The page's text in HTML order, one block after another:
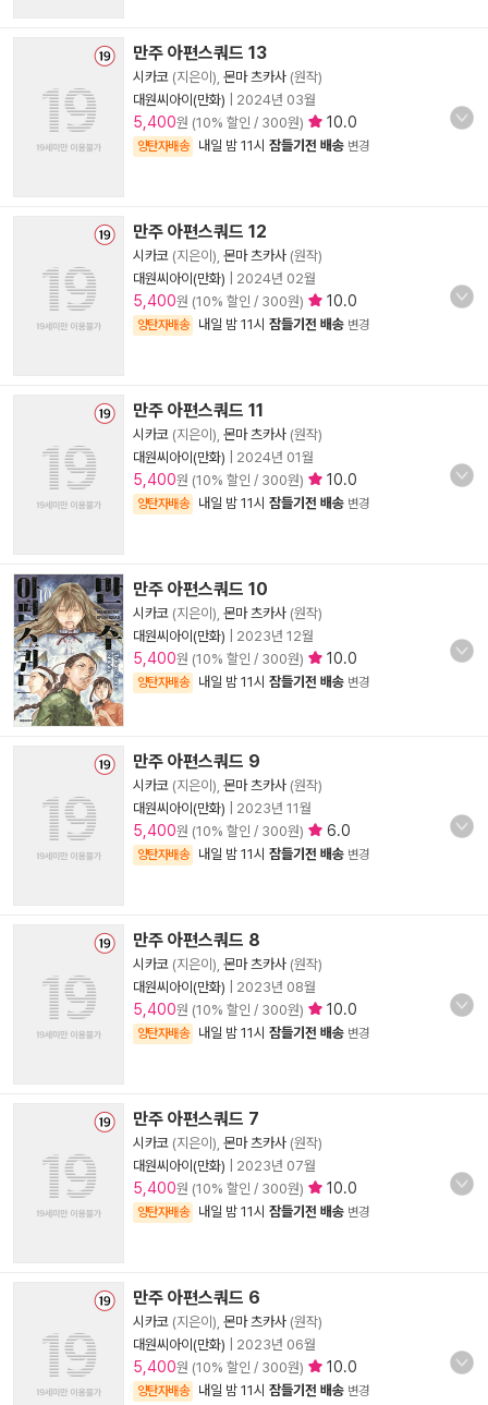
만주 아편스쿼드 13
시카코 (지은이), 몬마 츠카사 (원작)
대원씨아이(만화)
2024년 03월
5,400원 (10% 할인 / 300원) 10.0
양탄자배송 내일 밤 11시 잠들기전 배송 변경
만주 아편스쿼드 12
시카코 (지은이), 몬마 츠카사 (원작)
대원씨아이(만화)
2024년 02월
5,400원 (10% 할인 / 300원) 10.0
양탄자배송 내일 밤 11시 잠들기전 배송 변경
만주 아편스쿼드 11
시카코 (지은이), 몬마 츠카사 (원작)
대원씨아이(만화)
2024년 01월
5,400원 (10% 할인 / 300원) 10.0
양탄자배송 내일 밤 11시 잠들기전 배송 변경
만주 아편스쿼드 10
시카코 (지은이), 몬마 츠카사 (원작)
대원씨아이(만화)
2023년 12월
5,400원 (10% 할인 / 300원) 10.0
양탄자배송 내일 밤 11시 잠들기전 배송 변경
만주 아편스쿼드 9
시카코 (지은이), 몬마 츠카사 (원작)
대원씨아이(만화)
2023년 11월
5,400원 (10% 할인 / 300원) 6.0
양탄자배송 내일 밤 11시 잠들기전 배송 변경
만주 아편스쿼드 8
시카코 (지은이), 몬마 츠카사 (원작)
대원씨아이(만화)
2023년 08월
5,400원 (10% 할인 / 300원) 10.0
양탄자배송 내일 밤 11시 잠들기전 배송 변경
만주 아편스쿼드 7
시카코 (지은이), 몬마 츠카사 (원작)
대원씨아이(만화)
2023년 07월
5,400원 (10% 할인 / 300원) 10.0
양탄자배송 내일 밤 11시 잠들기전 배송 변경
만주 아편스쿼드 6
시카코 (지은이), 몬마 츠카사 (원작)
대원씨아이(만화)
2023년 06월
5,400원 (10% 할인 / 300원) 10.0
양탄자배송 내일 밤 11시 잠들기전 배송 변경